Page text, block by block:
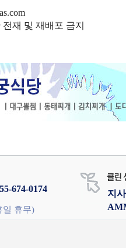
재 및 재배포 금지
674-0174
일 휴무)
지